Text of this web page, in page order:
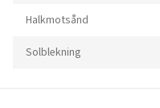
Halkmotsånd
Solblekning